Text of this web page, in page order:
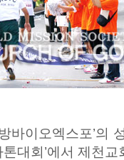
바이오엑스포’의
대회’에서 제천